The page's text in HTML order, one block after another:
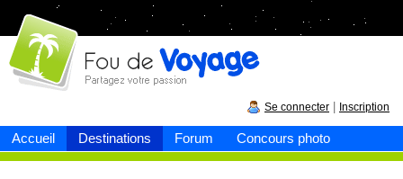
Accueil Destinations Forum Concours photo
Fou devoyage
Se connecter Inscription